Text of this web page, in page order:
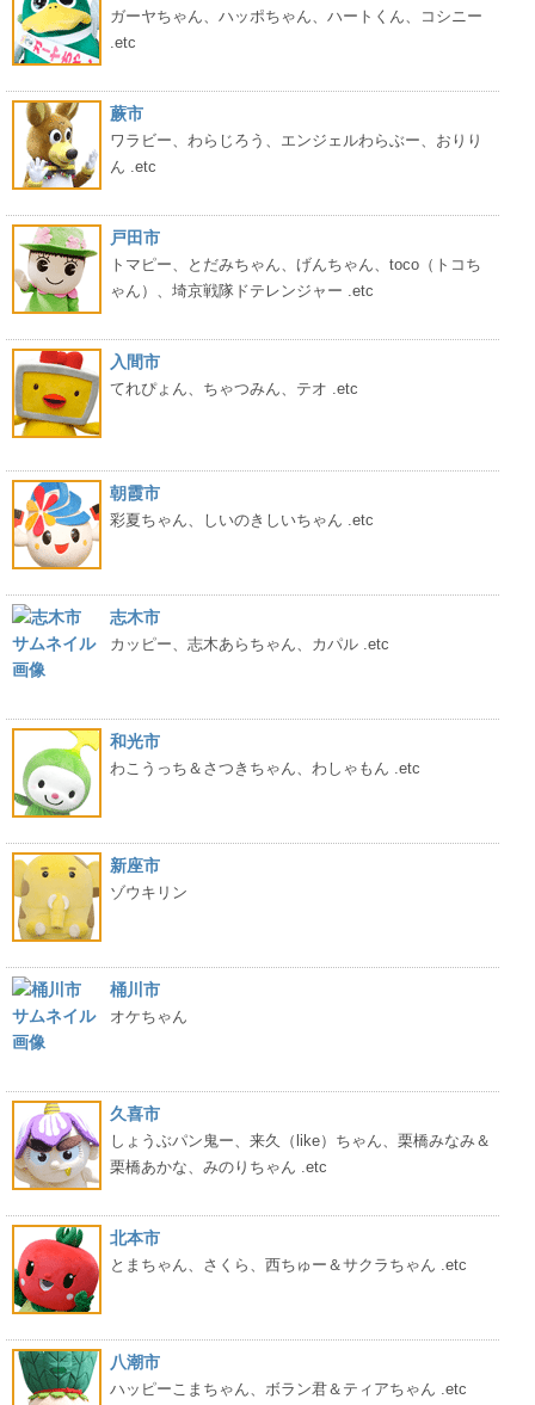
ガーヤちゃん、ハッポちゃん、ハートくん、コシニー
.etc
蕨市
ワラビー、わらじろう、エンジェルわらぶー、おりり
ん .etc
戸田市
トマピー、とだみちゃん、げんちゃん、toco（トコち
ゃん）、埼京戦隊ドテレンジャー .etc
入間市
てれぴょん、ちゃつみん、テオ .etc
朝霞市
彩夏ちゃん、しいのきしいちゃん .etc
志木市
カッピー、志木あらちゃん、カパル .etc
和光市
わこうっち＆さつきちゃん、わしゃもん .etc
新座市
ゾウキリン
桶川市
オケちゃん
久喜市
しょうぶパン鬼ー、来久（like）ちゃん、栗橋みなみ＆
栗橋あかな、みのりちゃん .etc
北本市
とまちゃん、さくら、西ちゅー＆サクラちゃん .etc
八潮市
ハッピーこまちゃん、ボラン君＆ティアちゃん .etc